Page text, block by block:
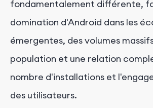
fondamentalement différente,
domination d'Android dans les
émergentes, des volumes
population et une relation
nombre d'installations et
des utilisateurs.